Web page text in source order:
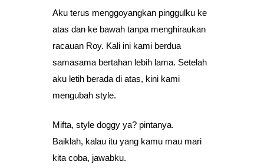
Aku terus menggoyangkan pinggulku ke
atas dan ke bawah tanpa menghiraukan
racauan Roy. Kali ini kami berdua
samasama bertahan lebih lama. Setelah
aku letih berada di atas, kini kami
mengubah style.
Mifta, style doggy ya? pintanya.
Baiklah, kalau itu yang kamu mau mari
kita coba, jawabku.